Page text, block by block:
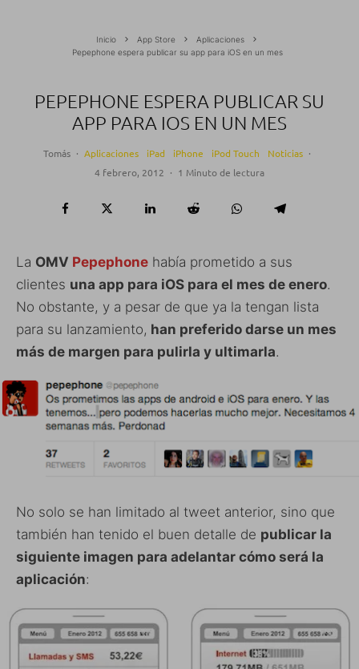
Inicio App Store
Aplicaciones
Pepephone espera publicar su app para iOS en un mes
PEPEPHONE ESPERA PUBLICAR SU
APP PARA IOS EN UN MES
Tomás · Aplicaciones iPad iPhone iPod Touch Noticias ·
4 febrero, 2012 · 1 Minuto de lectura
La OMV Pepephone había prometido a sus
clientes una app para iOS para el mes de enero.
No obstante, y a pesar de que ya la tengan lista
para su lanzamiento, han preferido darse un mes
más de margen para pulirla y ultimarla.
No solo se han limitado al tweet anterior, sino que
también han tenido el buen detalle de publicar la
siguiente imagen para adelantar cómo será la
aplicación: